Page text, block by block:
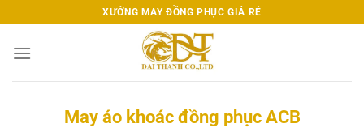
đến
nội
XƯỞNG MAY ĐỒNG PHỤC GIÁ RẺ
May áo khoác đồng phục ACB